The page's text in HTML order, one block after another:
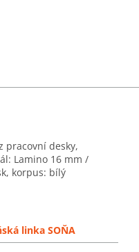
pracovní desky,
Lamino 16 mm /
korpus: bílý
linka SOŇA